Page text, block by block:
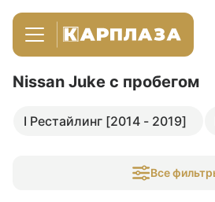
Nissan Juke с пробегом
I Рестайлинг [2014 - 2019]
Все